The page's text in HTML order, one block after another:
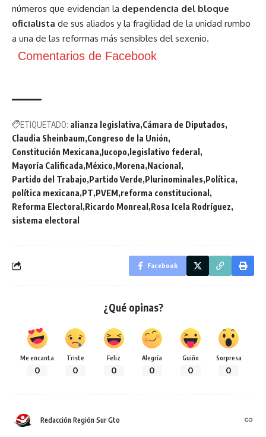
números que evidencian la dependencia del bloque
oficialista de sus aliados y la fragilidad de la unidad rumbo
a una de las reformas más sensibles del sexenio.
Comentarios de Facebook
ETIQUETADO: alianza legislativa Cámara de Diputados
Claudia Sheinbaum Congreso de la Unión
Constitución Mexicana Jucopo legislativo federal
Mayoría Calificada México Morena Nacional
Partido del Trabajo Partido Verde Plurinominales Política
política mexicana PT PVEM reforma constitucional
Reforma Electoral Ricardo Monreal Rosa Icela Rodríguez
sistema electoral
Facebook
¿Qué opinas?
Me encanta
0
Triste
0
Feliz
0
Alegría
0
Guiño
0
Sorpresa
0
Redacción Región Sur Gto